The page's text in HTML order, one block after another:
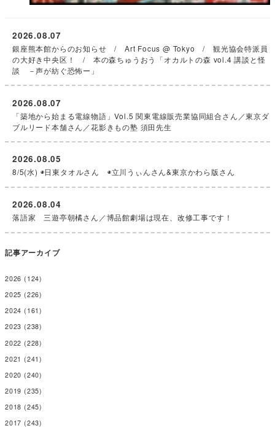
銀座熊本館からのお知らせ / Art Focus @ Tokyo / 観光協会特派員
の大好き中央区！ / 本の森ちゅうおう「オカルトの森 vol.4 講談と怪
談 －声が紡ぐ恐怖ー」
2026.08.07
「築地から始まる電線物語」Vol.5 関東電線販売業協同組合さん／東京ダ
ブルリード本舗さん／花影きもの塾 須田先生
2026.08.07
8/5(水) ◉日東タオルさん ◉立川うぃんさん&東京かわら版さん
2026.08.05
落語家 三遊亭朝橘さん／博品館劇場は現在、改修工事です！
2026.08.04
記事アーカイブ
2026 (124)
2025 (226)
2024 (161)
2023 (238)
2022 (228)
2021 (241)
2020 (240)
2019 (235)
2018 (245)
2017 (243)